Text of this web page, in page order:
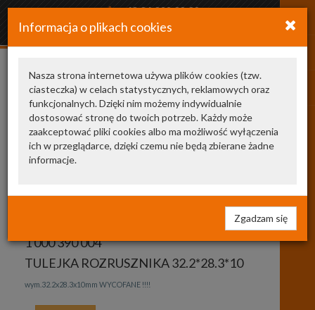
+48 34 366 20 20
arkozamowienia@gmail.com
Informacja o plikach cookies
Nasza strona internetowa używa plików cookies (tzw.
ciasteczka) w celach statystycznych, reklamowych oraz
funkcjonalnych. Dzięki nim możemy indywidualnie
dostosować stronę do twoich potrzeb. Każdy może
zaakceptować pliki cookies albo ma możliwość wyłączenia
ich w przeglądarce, dzięki czemu nie będą zbierane żadne
informacje.
Zgadzam się
Pokaż odpowiedniki
1 000 390
1 000 390 004
TULEJKA ROZRUSZNIKA 32.2*28.3*10
wym.32.2x28.3x10mm WYCOFANE !!!!